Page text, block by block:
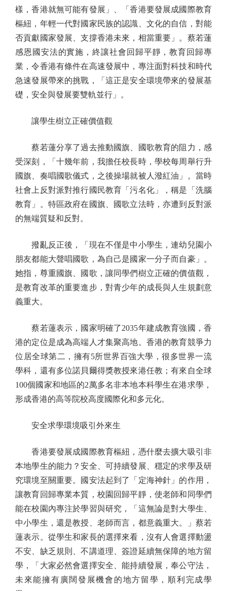
樣，香港就無可能有發展」、「香港要發展成國際教育
樞紐，年輕一代對國家民族的認識、文化的自信，對能
否貢獻國家發展、支撐香港未來，相當重要」。蔡若蓮
感恩國安法的實施，終讓社會回歸平靜，教育回歸專
業，令香港有條件在高速發展中，專注面對科技和時代
急速發展帶來的挑戰，「這正是安全環境帶來的發展基
礎，安全與發展要雙軌並行」。
讓學生樹立正確價值觀
蔡若蓮分享了過去推動國旗、國歌教育的阻力，感
受深刻，「十幾年前，我擔任校長時，學校每周舉行升
國旗、奏唱國歌儀式，之後操場就被人潑紅油」。當時
社會上反對派對推行國民教育「污名化」，稱是「洗腦
教育」。特區政府在國旗、國歌立法時，亦遭到反對派
的無端質疑和反對。
撥亂反正後，「現在不僅是中小學生，連幼兒園小
朋友都能大聲唱國歌，為自己是國家一分子而自豪」。
她指，尊重國旗、國歌，讓同學們樹立正確的價值觀，
是教育改革的重要進步，對青少年的成長與人生規劃意
義重大。
蔡若蓮表示，國家明確了2035年建成教育強國，香
港的定位是成為高端人才集聚高地。香港的教育競爭力
位居全球第二，擁有5所世界百強大學，很多世界一流
學科，還有多位諾貝爾得獎教授來港任教；有來自全球
100個國家和地區的2萬多名非本地本科學生在港求學，
形成香港的高等院校高度國際化和多元化。
安全求學環境吸引外來生
香港要發展成國際教育樞紐，憑什麼去擴大吸引非
本地學生的能力？安全、可持續發展、穩定的求學及研
究環境至關重要。國安法起到了「定海神針」的作用，
讓教育回歸專業本質，校園回歸平靜，使老師和同學們
能在校園內專注於學習與研究，「這無論是對大學生、
中小學生，還是教授、老師而言，都意義重大。」蔡若
蓮表示。從學生和家長的選擇來看，沒有人會選擇動盪
不安、缺乏規則、不講道理、簽證延續無保障的地方留
學，「大家必然會選擇安全、能持續發展，奉公守法，
未來能擁有廣闊發展機會的地方留學，順利完成學